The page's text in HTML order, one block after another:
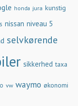
honda jura kunstig
nissan niveau 5
selvkørende
sikkerhed taxa
vw waymo økonomi